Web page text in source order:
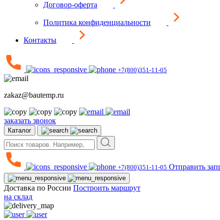
Договор-оферта
Политика конфиденциальности
Контакты
+7(800)351-11-05
zakaz@bautemp.ru
заказать звонок
Каталог
+7(800)351-11-05 Отправить
Доставка по России Построить маршрут
на склад